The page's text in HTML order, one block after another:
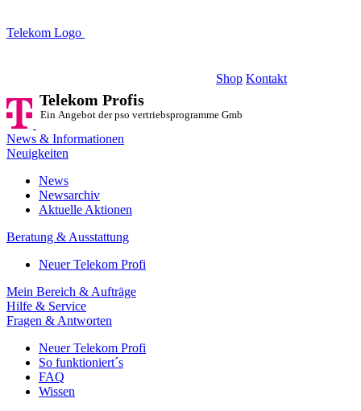
Telekom Logo
Shop Kontakt
Telekom Profis
Ein Angebot der pso vertriebsprogramme GmbH
News & Informationen
Neuigkeiten
News
Newsarchiv
Aktuelle Aktionen
Beratung & Ausstattung
Neuer Telekom Profi
Mein Bereich & Aufträge
Hilfe & Service
Fragen & Antworten
Neuer Telekom Profi
So funktioniert´s
FAQ
Wissen